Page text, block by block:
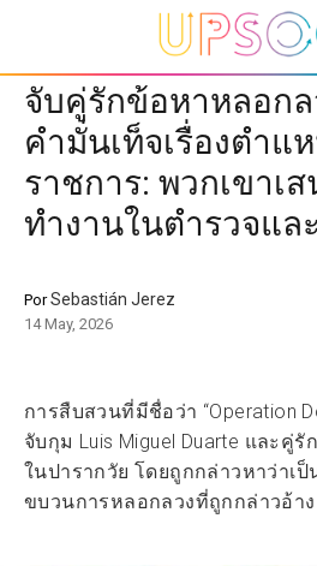
จับคู่รักข้อหาหลอกล
คำมั่นเท็จเรื่องตำแ
ราชการ: พวกเขาเส
ทำงานในตำรวจแล
PorSebastián Jerez
14 May, 2026
การสืบสวนที่มีชื่อว่า “Operation
จับกุม Luis Miguel Duarte และคู่รั
ในปารากวัย โดยถูกกล่าวหาว่าเ
ขบวนการหลอกลวงที่ถูกกล่าวอ้าง